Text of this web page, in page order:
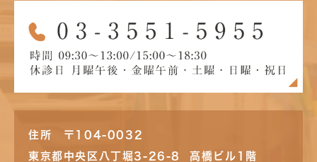
住所 〒104-0032
東京都中央区八丁堀3-26-8 高橋ビル1階